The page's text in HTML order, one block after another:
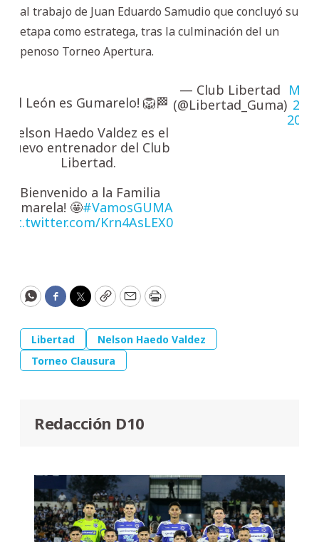
al trabajo de Juan Eduardo Samudio que concluyó su
etapa como estratega, tras la culminación del un
penoso Torneo Apertura.
¡El León es Gumarelo! 🦁🏁
Nelson Haedo Valdez es el
nuevo entrenador del Club
Libertad.
¡Bienvenido a la Familia
Gumarela! 🤩#VamosGUMA
pic.twitter.com/Krn4AsLEX0
— Club Libertad
(@Libertad_Guma)
May
25,
2026
WhatsApp
Facebook
Twitter
CopyEmailPrint
Libertad
Nelson Haedo Valdez
Torneo Clausura
Redacción D10